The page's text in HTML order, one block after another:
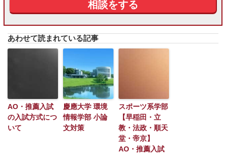
あわせて読まれている記事
AO・推薦入試
の入試方式につ
いて
慶應大学 環境
情報学部 小論
文対策
スポーツ系学部
【早稲田・立
教・法政・順天
堂・帝京】
AO・推薦入試